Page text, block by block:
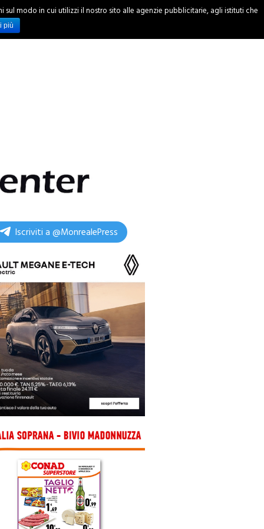
INCHIESTE
Iscriviti a @MonrealePress
modo in cui utilizzi il nostro sito alle agenzie pubblicitarie, agli istituti che
più